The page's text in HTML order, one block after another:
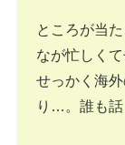
ところが当
なが忙しく
せっかく海
り…。誰も話